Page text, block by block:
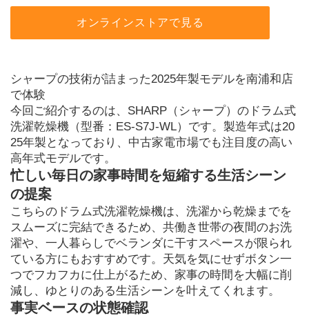
オンラインストアで見る
シャープの技術が詰まった2025年製モデルを南浦和店
で体験
今回ご紹介するのは、SHARP（シャープ）のドラム式
洗濯乾燥機（型番：ES-S7J-WL）です。製造年式は20
25年製となっており、中古家電市場でも注目度の高い
高年式モデルです。
忙しい毎日の家事時間を短縮する生活シーン
の提案
こちらのドラム式洗濯乾燥機は、洗濯から乾燥までを
スムーズに完結できるため、共働き世帯の夜間のお洗
濯や、一人暮らしでベランダに干すスペースが限られ
ている方にもおすすめです。天気を気にせずボタン一
つでフカフカに仕上がるため、家事の時間を大幅に削
減し、ゆとりのある生活シーンを叶えてくれます。
事実ベースの状態確認